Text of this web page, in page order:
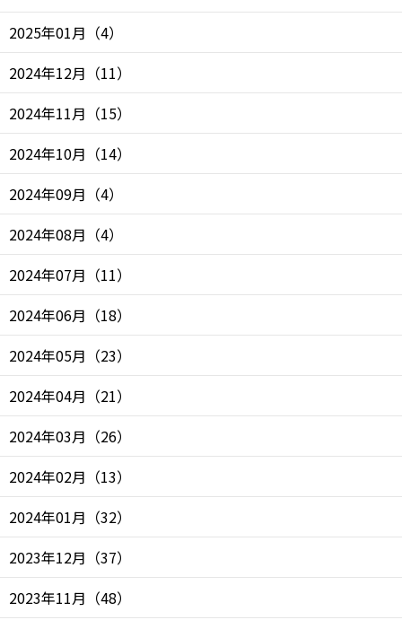
2025年01月 （4）
2024年12月 （11）
2024年11月 （15）
2024年10月 （14）
2024年09月 （4）
2024年08月 （4）
2024年07月 （11）
2024年06月 （18）
2024年05月 （23）
2024年04月 （21）
2024年03月 （26）
2024年02月 （13）
2024年01月 （32）
2023年12月 （37）
2023年11月 （48）